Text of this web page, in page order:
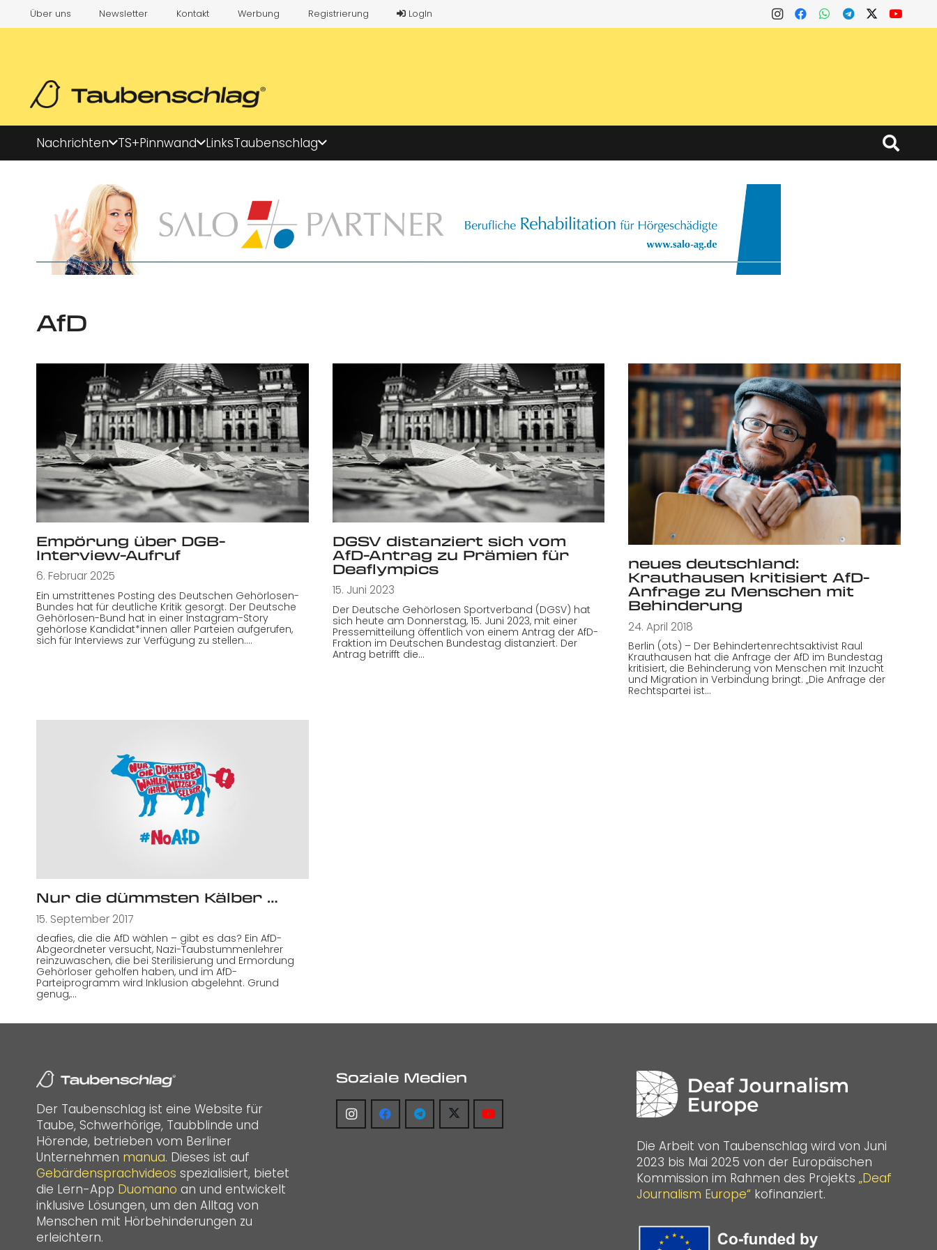
Über uns Newsletter Kontakt Werbung Registrierung LogIn
Nachrichten TS+Pinnwand LinksTaubenschlag
AfD
Empörung über DGB-
Interview-Aufruf
6. Februar 2025
Ein umstrittenes Posting des Deutschen Gehörlosen-
Bundes hat für deutliche Kritik gesorgt. Der Deutsche
Gehörlosen-Bund hat in einer Instagram-Story
gehörlose Kandidat*innen aller Parteien aufgerufen,
sich für Interviews zur Verfügung zu stellen.…
DGSV distanziert sich vom
AfD-Antrag zu Prämien für
Deaflympics
15. Juni 2023
Der Deutsche Gehörlosen Sportverband (DGSV) hat
sich heute am Donnerstag, 15. Juni 2023, mit einer
Pressemitteilung öffentlich von einem Antrag der AfD-
Fraktion im Deutschen Bundestag distanziert. Der
Antrag betrifft die…
neues deutschland:
Krauthausen kritisiert AfD-
Anfrage zu Menschen mit
Behinderung
24. April 2018
Berlin (ots) – Der Behindertenrechtsaktivist Raul
Krauthausen hat die Anfrage der AfD im Bundestag
kritisiert, die Behinderung von Menschen mit Inzucht
und Migration in Verbindung bringt. „Die Anfrage der
Rechtspartei ist…
Nur die dümmsten Kälber …
15. September 2017
deafies, die die AfD wählen – gibt es das? Ein AfD-
Abgeordneter versucht, Nazi-Taubstummenlehrer
reinzuwaschen, die bei Sterilisierung und Ermordung
Gehörloser geholfen haben, und im AfD-
Parteiprogramm wird Inklusion abgelehnt. Grund
genug,…
Der Taubenschlag ist eine Website für
Taube, Schwerhörige, Taubblinde und
Hörende, betrieben vom Berliner
Unternehmen manua. Dieses ist auf
Gebärdensprachvideos spezialisiert, bietet
die Lern-App Duomano an und entwickelt
inklusive Lösungen, um den Alltag von
Menschen mit Hörbehinderungen zu
erleichtern.
Soziale Medien
Die Arbeit von Taubenschlag wird von Juni
2023 bis Mai 2025 von der Europäischen
Kommission im Rahmen des Projekts „Deaf
Journalism Europe“ kofinanziert.